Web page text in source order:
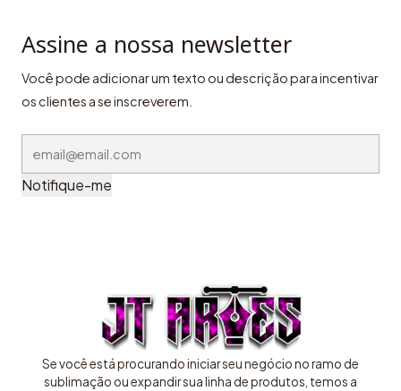
Assine a nossa newsletter
Você pode adicionar um texto ou descrição para incentivar
os clientes a se inscreverem.
Notifique-me
Se você está procurando iniciar seu negócio no ramo de
sublimação ou expandir sua linha de produtos, temos a